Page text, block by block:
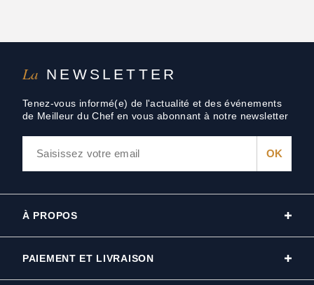
La NEWSLETTER
Tenez-vous informé(e) de l'actualité et des événements
de Meilleur du Chef en vous abonnant à notre newsletter
À PROPOS
PAIEMENT ET LIVRAISON